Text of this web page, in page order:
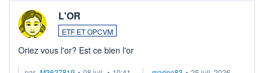
L'OR
ETF ET OPCVM
Oriez vous l'or? Est ce bien l'or